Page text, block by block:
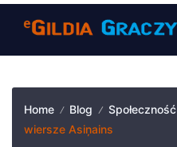
Home Blog Społeczność
wiersze Asiņains